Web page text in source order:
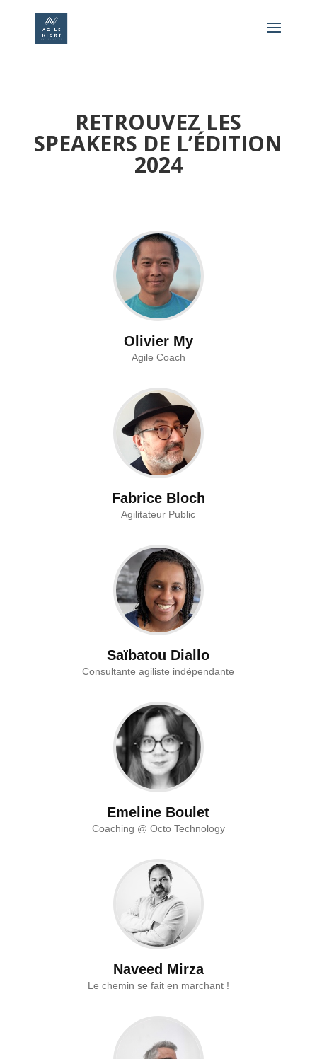
RETROUVEZ LES
SPEAKERS DE L’ÉDITION
2024
Olivier My
Agile Coach
Fabrice Bloch
Agilitateur Public
Saïbatou Diallo
Consultante agiliste indépendante
Emeline Boulet
Coaching @ Octo Technology
Naveed Mirza
Le chemin se fait en marchant !